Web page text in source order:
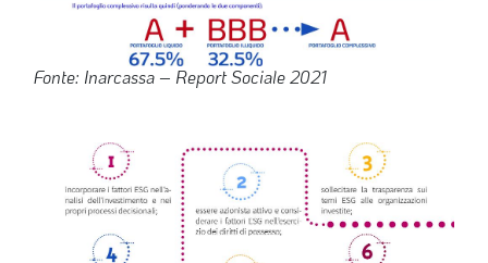
Fonte: Inarcassa – Report Sociale 2021